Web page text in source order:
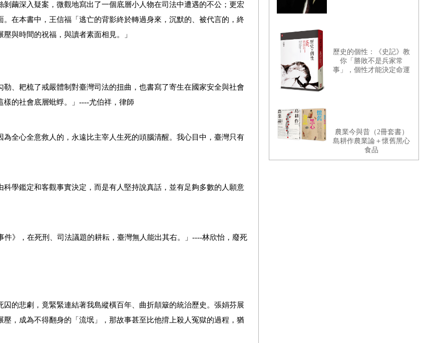
繭深入疑案，微觀地寫出了一個底層小人物在司法中遭遇的不公；更宏
。在本書中，王信福 「 逃亡的背影終於轉過身來，沉默的、被代言的，終
與時間的祝福，與讀者素面相見。
」
、耙梳了戒嚴體制對臺灣司法的扭曲，也書寫了寄生在國家安全與社會
的社會底層蚍蜉。
」 ----尤伯祥，律師
全心全意救人的，永遠比主宰人生死的頭腦清醒。我心目中，臺灣只有
學鑑定和客觀事實決定，而是有人堅持說真話，並有足夠多數的人願意
》，在死刑、司法議題的耕耘，臺灣無人能出其右。
」----林欣怡，廢死
的悲劇，竟緊緊連結著我島縱橫百年、曲折顛簸的統治歷史。張娟芬展
，成為不得翻身的「流氓」，那故事甚至比他揹上殺人冤獄的過程，猶
歷史的個性：《史記》教
你「勝敗不是兵家常
事」，個性才能決定命運
農業今與昔（2冊套書）
島耕作農業論＋懷舊黑心
食品